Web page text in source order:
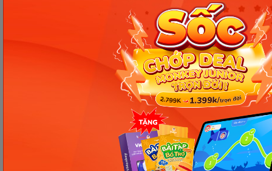
đầu tư cho bé yêu. Sản phẩm ghế chất lượng, thoải
mái và an toàn, vừa làm ghế ăn vừa làm xe đẩy cho
con. Đừng quên theo dõi Monkey để khám phá
thêm nhiều thông tin hữu ích trong hành trình
chăm sóc thiên thần nhỏ.
Chia sẻ ngay